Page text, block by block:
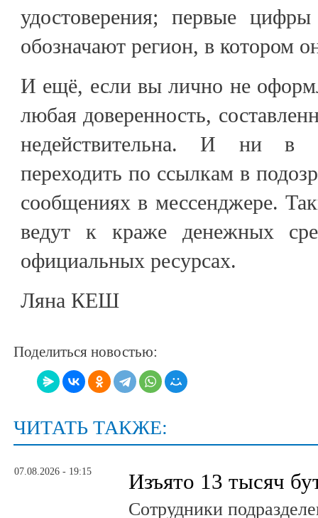
удостоверения; первые
обозначают регион, в котором
И ещё, если вы лично не
любая доверенность,
недействительна. И ни в
переходить по ссылкам в
сообщениях в мессенджере.
ведут к краже денежных
официальных ресурсах.
Ляна КЕШ
Поделиться новостью:
ЧИТАТЬ ТАКЖЕ:
07.08.2026 - 19:15 Изъято 13 тысяч
Сотрудники